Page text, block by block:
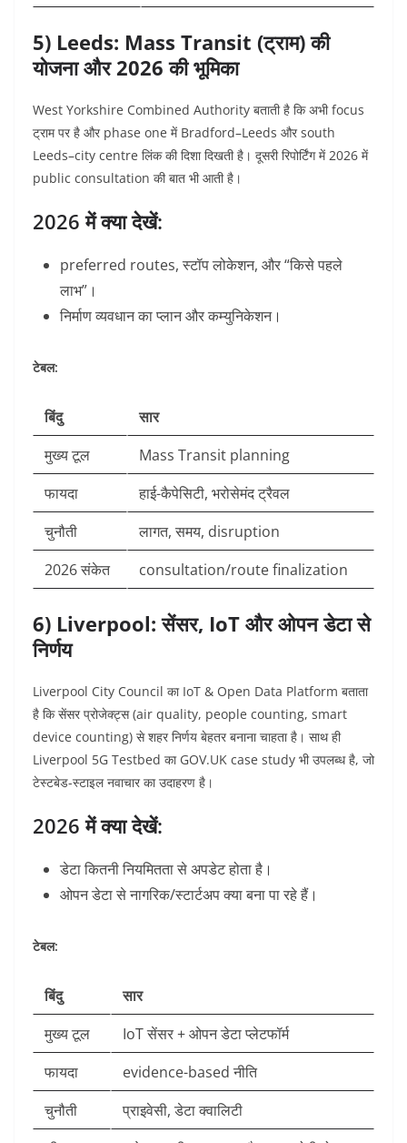
5) Leeds: Mass Transit (ट्राम) की
योजना और 2026 की भूमिका
West Yorkshire Combined Authority बताती है कि अभी focus
ट्राम पर है और phase one में Bradford–Leeds और south
Leeds–city centre लिंक की दिशा दिखती है। दूसरी रिपोर्टिंग में 2026 में
public consultation की बात भी आती है।
2026 में क्या देखें:
preferred routes, स्टॉप लोकेशन, और “किसे पहले
लाभ”।
निर्माण व्यवधान का प्लान और कम्युनिकेशन।
टेबल:
बिंदु
सार
मुख्य टूल
Mass Transit planning
फायदा
हाई-कैपेसिटी, भरोसेमंद ट्रैवल
चुनौती
लागत, समय, disruption
2026 संकेत
consultation/route finalization
6) Liverpool: सेंसर, IoT और ओपन डेटा से
निर्णय
Liverpool City Council का IoT & Open Data Platform बताता
है कि सेंसर प्रोजेक्ट्स (air quality, people counting, smart
device counting) से शहर निर्णय बेहतर बनाना चाहता है। साथ ही
Liverpool 5G Testbed का GOV.UK case study भी उपलब्ध है, जो
टेस्टबेड-स्टाइल नवाचार का उदाहरण है।
2026 में क्या देखें:
डेटा कितनी नियमितता से अपडेट होता है।
ओपन डेटा से नागरिक/स्टार्टअप क्या बना पा रहे हैं।
टेबल:
बिंदु
सार
मुख्य टूल
IoT सेंसर + ओपन डेटा प्लेटफॉर्म
फायदा
evidence-based नीति
चुनौती
प्राइवेसी, डेटा क्वालिटी